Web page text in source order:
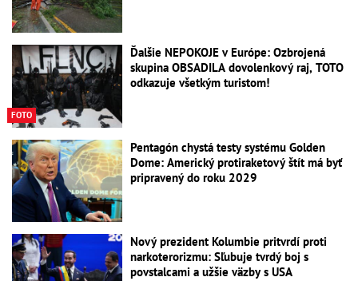
FOTO
Ďalšie NEPOKOJE v Európe: Ozbrojená
skupina OBSADILA dovolenkový raj, TOTO
odkazuje všetkým turistom!
Pentagón chystá testy systému Golden
Dome: Americký protiraketový štít má byť
pripravený do roku 2029
Nový prezident Kolumbie pritvrdí proti
narkoterorizmu: Sľubuje tvrdý boj s
povstalcami a užšie väzby s USA